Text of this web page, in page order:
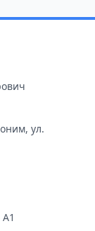
ул.
A1